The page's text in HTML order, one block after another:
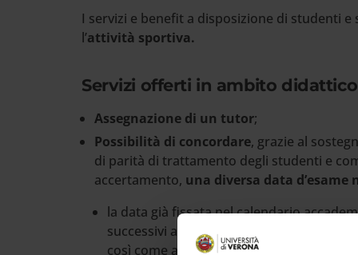
I servizi e benefit a disposizione di studenti
l’attività sportiva.
Servizi offerti in ambito didattico
Assegnazione di un tutor;
Possibilità di concordare, grazie al
di parità di trattamento degli studenti e
accertamento, una diversa data
la data già fissata nel calendario
successivi alla data di una competizione
così come attestato dalla federazione di